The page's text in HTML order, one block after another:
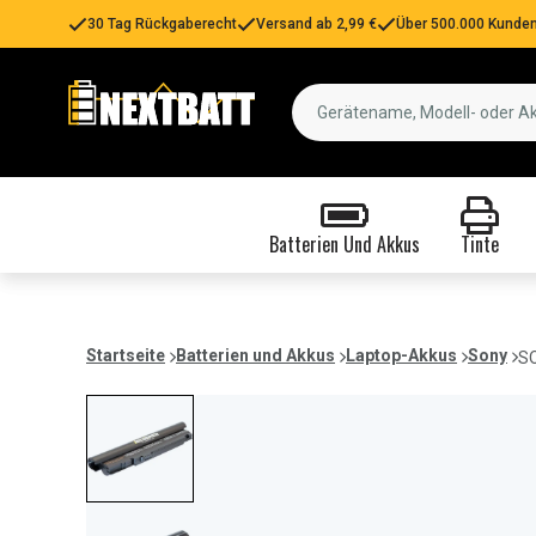
30 Tag Rückgaberecht Versand ab 2,99 € Über 500.000
Batterien Und Akkus Tinte
Startseite Batterien und Akkus Laptop-Akkus Sony